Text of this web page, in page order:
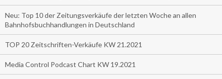
Neu: Top 10 der Zeitungsverkäufe der letzten Woche an allen
Bahnhofsbuchhandlungen in Deutschland
TOP 20 Zeitschriften-Verkäufe KW 21.2021
Media Control Podcast Chart KW 19.2021